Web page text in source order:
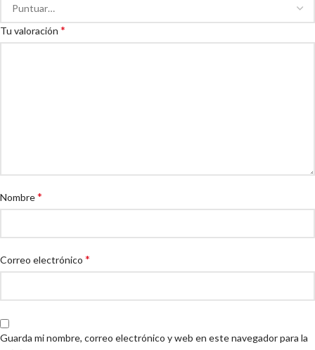
Tu valoración *
Nombre*
Correo electrónico *
Guarda mi nombre, correo electrónico y web en este navegador para la